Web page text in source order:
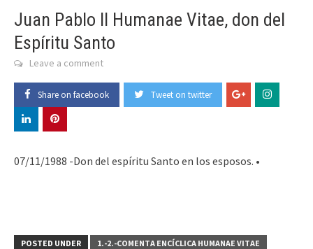
Juan Pablo II Humanae Vitae, don del
Espíritu Santo
Leave a comment
Share on facebook Tweet on twitter
07/11/1988 -Don del espíritu Santo en los esposos. •
POSTED UNDER 1.-2.-COMENTA ENCÍCLICA HUMANAE VITAE